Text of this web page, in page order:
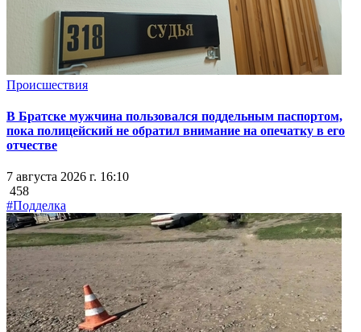
Происшествия
В Братске мужчина пользовался поддельным паспортом,
пока полицейский не обратил внимание на опечатку в его
отчестве
7 августа 2026 г. 16:10
458
#Подделка